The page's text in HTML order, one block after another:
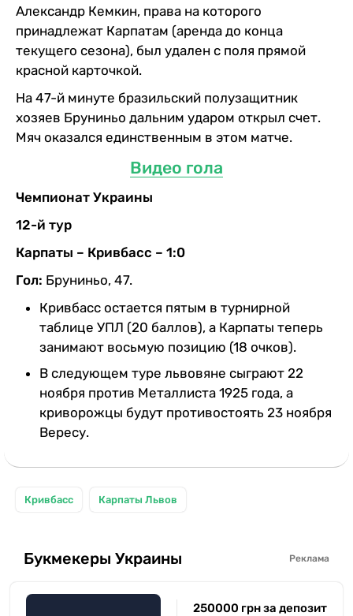
Александр Кемкин, права на которого
принадлежат Карпатам (аренда до конца
текущего сезона), был удален с поля прямой
красной карточкой.
На 47-й минуте бразильский полузащитник
хозяев Бруниньо дальним ударом открыл счет.
Мяч оказался единственным в этом матче.
Видео гола
Чемпионат Украины
12-й тур
Карпаты – Кривбасс – 1:0
Гол: Бруниньо, 47.
Кривбасс остается пятым в турнирной
таблице УПЛ (20 баллов), а Карпаты теперь
занимают восьмую позицию (18 очков).
В следующем туре львовяне сыграют 22
ноября против Металлиста 1925 года, а
криворожцы будут противостоять 23 ноября
Вересу.
Кривбасс Карпаты Львов
Букмекеры Украины Реклама
250000 грн за депозит